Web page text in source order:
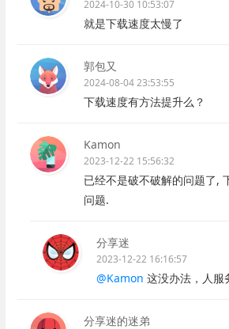
2024-10-30 10:53:07
就是下载速度太慢了
郭包又
2024-08-04 23:53:55
下载速度有方法提升么？
Kamon
2023-12-22 15:56:32
已经不是破不破解的问题了,
问题.
分享迷
2023-12-22 16:16:57
@Kamon 这没办法，人服
分享迷的迷弟